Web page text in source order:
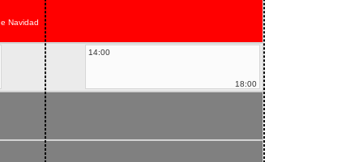
Navidad
14:00
18:00